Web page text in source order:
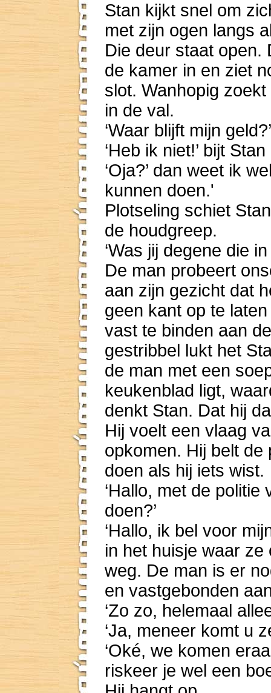
Stan kijkt snel om
met zijn ogen langs
Die deur staat open.
de kamer in en ziet
slot. Wanhopig
in de val.
‘Waar blijft mijn
‘Heb ik niet!’ bijt
‘Oja?’ dan weet ik
kunnen doen.'
Plotseling schiet
de houdgreep.
‘Was jij degene die
De man probeert
aan zijn gezicht dat
geen kant op te
vast te binden aan
gestribbel lukt het
de man met een
keukenblad ligt,
denkt Stan. Dat hij
Hij voelt een vlaag
opkomen. Hij belt de
doen als hij iets wist.
‘Hallo, met de
doen?’
‘Hallo, ik bel voor
in het huisje waar
weg. De man is er
en vastgebonden
‘Zo zo, helemaal
‘Ja, meneer komt u
‘Oké, we komen
riskeer je wel een